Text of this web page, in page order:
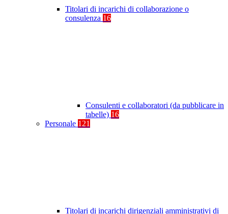
Titolari di incarichi di collaborazione o
consulenza 16
Consulenti e collaboratori (da pubblicare in
tabelle) 16
Personale 121
Titolari di incarichi dirigenziali amministrativi di